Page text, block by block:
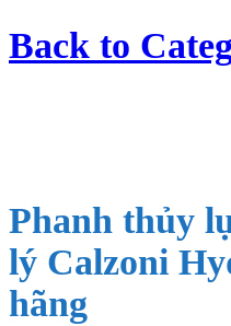
Back to
Phanh thủy
lý Calzoni
hãng